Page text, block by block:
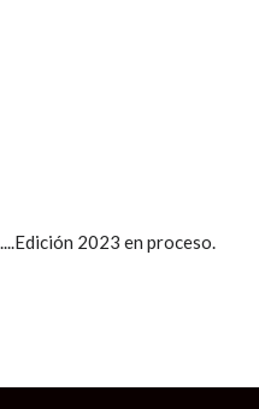
2023 en proceso.